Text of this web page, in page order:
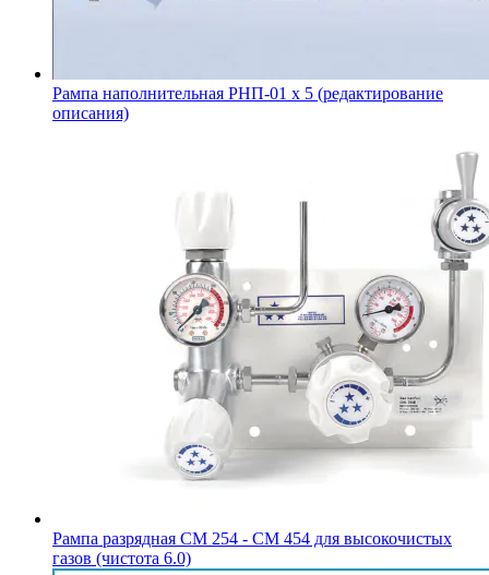
Рампа наполнительная РНП-01 х 5 (редактирование
описания)
Рампа разрядная СМ 254 - СМ 454 для высокочистых
газов (чистота 6.0)